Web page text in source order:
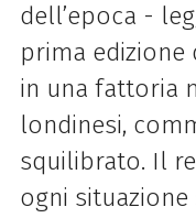
dell’epoca -
prima edizione
in una fattoria
londinesi,
squilibrato. Il
ogni